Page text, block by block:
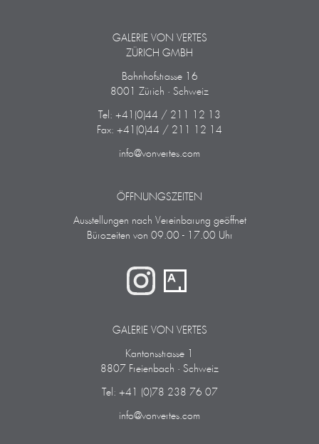
GALERIE VON VERTES
ZÜRICH GMBH
Bahnhofstrasse 16
8001 Zürich · Schweiz
Tel: +41(0)44 / 211 12 13
Fax: +41(0)44 / 211 12 14
info@vonvertes.com
ÖFFNUNGSZEITEN
Ausstellungen nach Vereinbarung geöffnet
Bürozeiten von 09.00 - 17.00 Uhr
GALERIE VON VERTES
Kantonsstrasse 1
8807 Freienbach · Schweiz
Tel: +41 (0)78 238 76 07
info@vonvertes.com